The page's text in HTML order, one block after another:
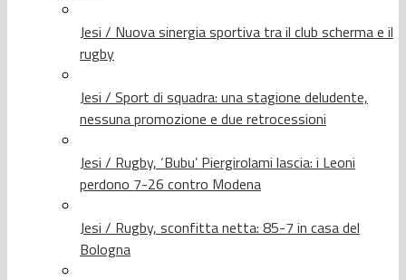
Jesi / Nuova sinergia sportiva tra il club scherma e il
rugby
Jesi / Sport di squadra: una stagione deludente,
nessuna promozione e due retrocessioni
Jesi / Rugby, ‘Bubu’ Piergirolami lascia: i Leoni
perdono 7-26 contro Modena
Jesi / Rugby, sconfitta netta: 85-7 in casa del
Bologna